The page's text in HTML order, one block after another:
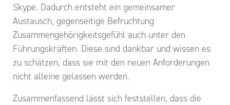
Skype. Dadurch entsteht ein gemeinsamer
Austausch, gegenseitige Befruchtung
Zusammengehörigkeitsgefühl auch unter den
Führungskräften. Diese sind dankbar und wissen es
zu schätzen, dass sie mit den neuen Anforderungen
nicht alleine gelassen werden.
Zusammenfassend lässt sich feststellen, dass die